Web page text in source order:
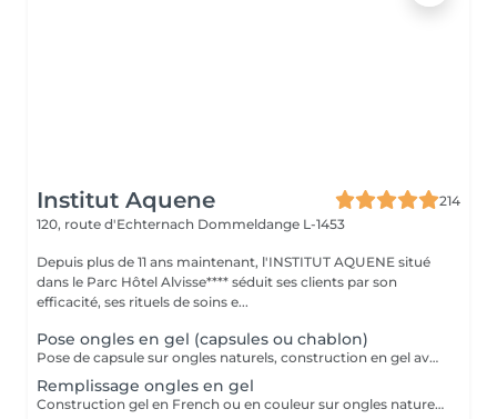
Institut Aquene
214
120, route d'Echternach Dommeldange L-1453
Depuis plus de 11 ans maintenant, l'INSTITUT AQUENE situé
dans le Parc Hôtel Alvisse**** séduit ses clients par son
efficacité, ses rituels de soins e...
Pose ongles en gel (capsules ou chablon)
Pose de capsule sur ongles naturels, construction en gel avec French ou couleur. Pour des ongles plus long. Tiens entre 3 à 4 semaines avant de faire le remplissage
Remplissage ongles en gel
Construction gel en French ou en couleur sur ongles naturels.